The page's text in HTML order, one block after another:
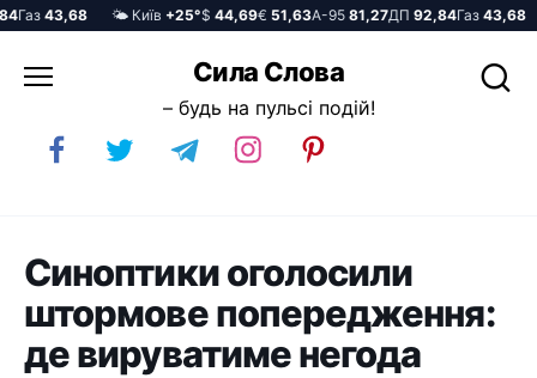
43,68 🌤️ Київ+25°$44,69€51,63А-9581,27ДП92,84Газ43,68 🌤️
до
Сила Слова
– будь на пульсі подій!
Синоптики оголосили
штормове попередження:
де вируватиме негода